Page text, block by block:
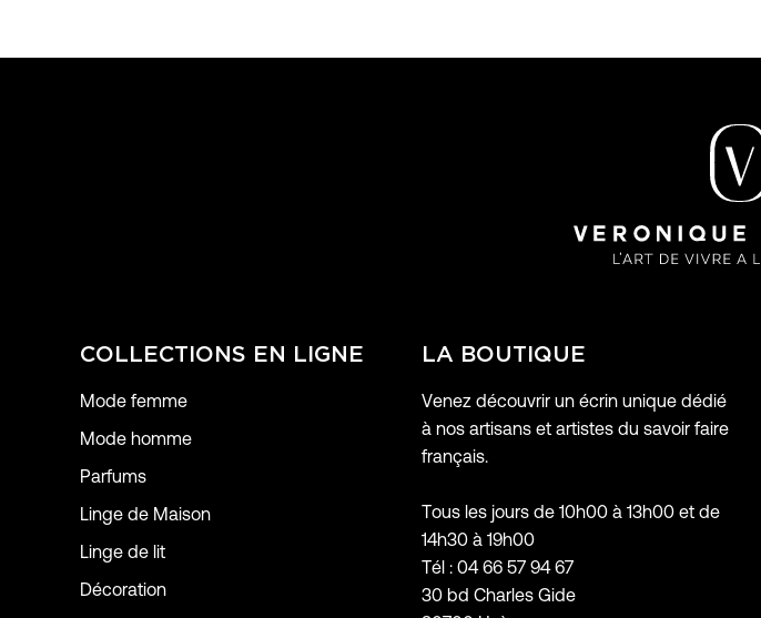
COLLECTIONS EN LIGNE
Mode femme
Mode homme
Parfums
Linge de Maison
Linge de lit
Décoration
LA BOUTIQUE
Venez découvrir un écrin unique dédié
à nos artisans et artistes du savoir faire
français.
Tous les jours de 10h00 à 13h00 et de
14h30 à 19h00
Tél : 04 66 57 94 67
30 bd Charles Gide